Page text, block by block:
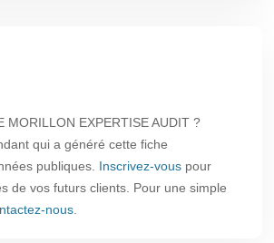
MORILLON EXPERTISE AUDIT ?
qui a généré cette fiche
publiques. Inscrivez-vous pour
de vos futurs clients. Pour une simple
nous